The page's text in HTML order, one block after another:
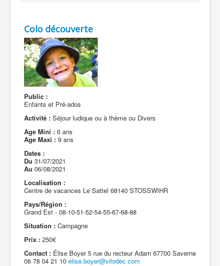
Colo découverte
Public :
Enfants et Pré-ados
Activité : Séjour ludique ou à thème ou Divers
Age Mini : 6 ans
Age Maxi : 9 ans
Dates :
Du 31/07/2021
Au 06/08/2021
Localisation :
Centre de vacances Le Sattel 68140 STOSSWIHR
Pays/Région :
Grand Est - 08-10-51-52-54-55-67-68-88
Situation : Campagne
Prix : 250€
Contact : Élise Boyer 5 rue du recteur Adam 67700 Saverne
06 78 04 21 10 elise.boyer@vilodec.com